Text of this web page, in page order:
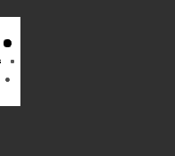
dla
zaznaczyć
my znajdziemy dla